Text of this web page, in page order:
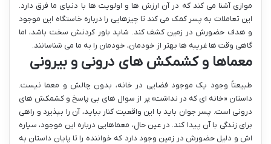
موازی آشنا می کند که در آن ارزش ها و اولویت ها با دنیای ما فرق دارد.
این تعاملات به پسر کمک می کند تا چیزهایی را درباره خاستگاه این موجود
و هدف حضورش در زمین کشف کند. شاید باور کردنش سخت باشد، اما
گاهی وقت ها غریبه ها بهتر از خودمان، خودمان را به ما می شناسانند.
معماها و کشمکش های درونی و بیرونی
طبیعتاً وجود یک موجود فضایی در خانه، بدون چالش و معما نیست.
داستان «خانه ای که در نداشت» پر از سوال های بی پاسخ و کشمکش های
درونی است. پسر جوان باید با این واقعیت کنار بیاید، آن را بپذیرد و راهی
برای زندگی با آن پیدا کند. در عین حال، معماهایی درباره این موجود، سیاره
اش و دلیل حضورش در زمین وجود دارد که خواننده را تا پایان داستان به